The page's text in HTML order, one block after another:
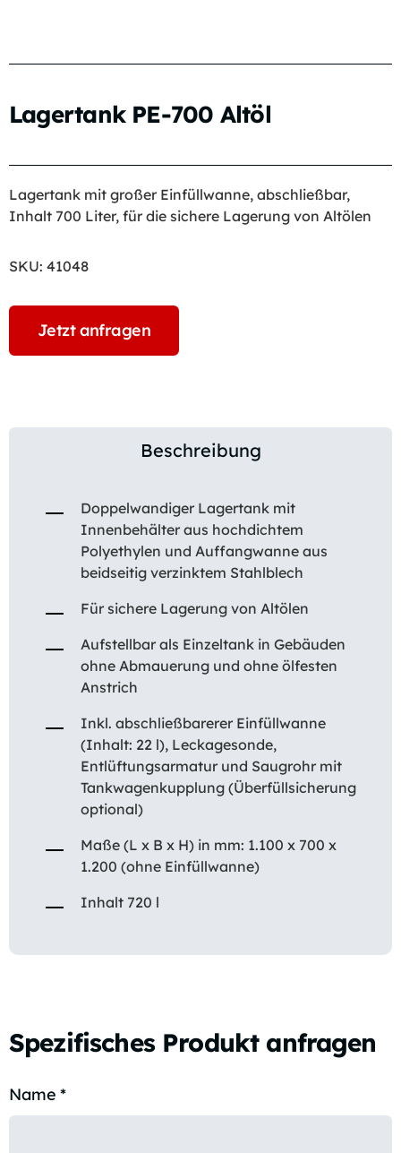
Lagertank PE-700 Altöl
Lagertank mit großer Einfüllwanne, abschließbar,
Inhalt 700 Liter, für die sichere Lagerung von Altölen
SKU: 41048
Jetzt anfragen
Beschreibung
Doppelwandiger Lagertank mit
Innenbehälter aus hochdichtem
Polyethylen und Auffangwanne aus
beidseitig verzinktem Stahlblech
Für sichere Lagerung von Altölen
Aufstellbar als Einzeltank in Gebäuden
ohne Abmauerung und ohne ölfesten
Anstrich
Inkl. abschließbarerer Einfüllwanne
(Inhalt: 22 l), Leckagesonde,
Entlüftungsarmatur und Saugrohr mit
Tankwagenkupplung (Überfüllsicherung
optional)
Maße (L x B x H) in mm: 1.100 x 700 x
1.200 (ohne Einfüllwanne)
Inhalt 720 l
Spezifisches Produkt anfragen
Name *